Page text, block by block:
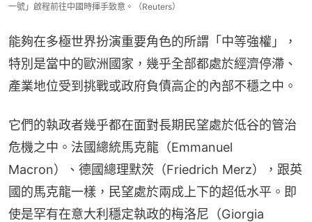
一號」啟程前往中國時揮手致意。（Reuters）
能夠在多極世界扮演重要角色的所謂「中等強權」，
特別是當中的歐洲國家，幾乎全部都處於經濟停滯、
產業地位受到挑戰或政府負債高企的內部不穩之中。
它們的執政者幾乎都在面對長期民望處於低谷的管治
危機之中。法國總統馬克龍（Emmanuel
Macron）、德國總理默茨（Friedrich Merz），跟英
國的馬克龍一樣，民望處於兩成上下的超低水平。即
使是罕有在意大利穩定執政的梅洛尼（Giorgia